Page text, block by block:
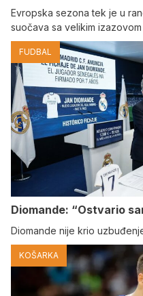
Evropska sezona tek je u
suočava sa velikim izazovom
FUDBAL
Diomande: “Ostvario
Diomande nije krio
KOŠARKA